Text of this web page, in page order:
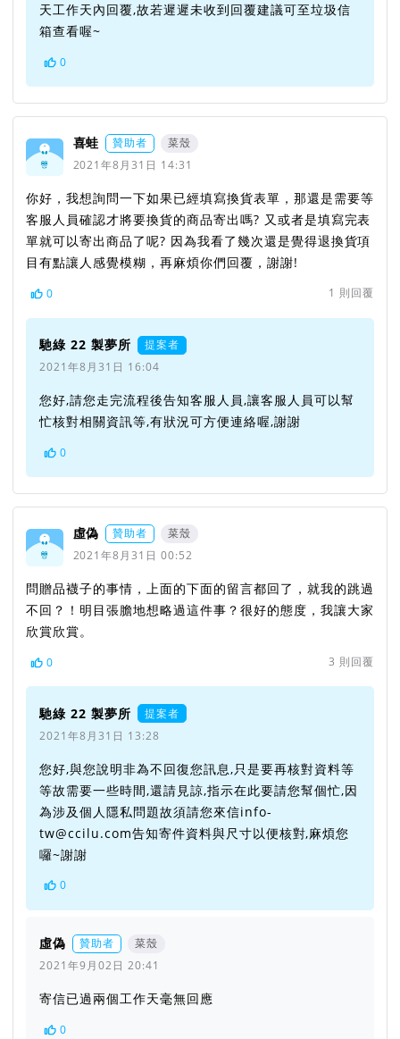
天工作天內回覆,故若遲遲未收到回覆建議可至垃圾信
箱查看喔~
0
喜蛙 贊助者
菜殼
2021年8月31日 14:31
你好，我想詢問一下如果已經填寫換貨表單，那還是需要等
客服人員確認才將要換貨的商品寄出嗎? 又或者是填寫完表
單就可以寄出商品了呢? 因為我看了幾次還是覺得退換貨項
目有點讓人感覺模糊，再麻煩你們回覆，謝謝!
0 1 則回覆
馳綠 22 製夢所
提案者
2021年8月31日 16:04
您好,請您走完流程後告知客服人員,讓客服人員可以幫
忙核對相關資訊等,有狀況可方便連絡喔,謝謝
0
虛偽 贊助者
菜殼
2021年8月31日 00:52
問贈品襪子的事情，上面的下面的留言都回了，就我的跳過
不回？！明目張膽地想略過這件事？很好的態度，我讓大家
欣賞欣賞。
0 3 則回覆
馳綠 22 製夢所
提案者
2021年8月31日 13:28
您好,與您說明非為不回復您訊息,只是要再核對資料等
等故需要一些時間,還請見諒,指示在此要請您幫個忙,因
為涉及個人隱私問題故須請您來信info-
tw@ccilu.com告知寄件資料與尺寸以便核對,麻煩您
囉~謝謝
0
虛偽 贊助者
菜殼
2021年9月02日 20:41
寄信已過兩個工作天毫無回應
0